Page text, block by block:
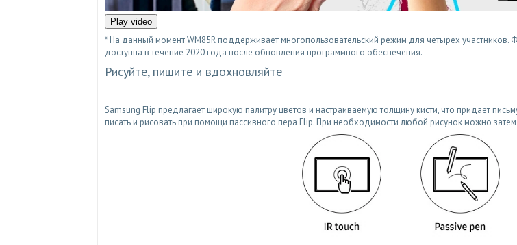
Play video
* На данный момент WM85R поддерживает многопользовательский режим для четырех участников.
доступна в течение 2020 года после обновления программного обеспечения.
Рисуйте, пишите и вдохновляйте
Samsung Flip предлагает широкую палитру цветов и настраиваемую толщину кисти, что придает
писать и рисовать при помощи пассивного пера Flip. При необходимости любой рисунок можно